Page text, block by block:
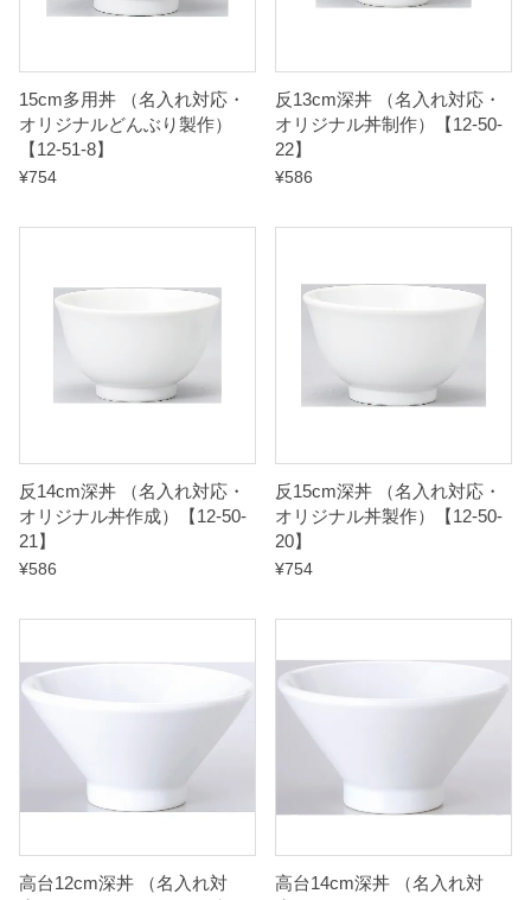
15cm多用丼 （名入れ対応・
オリジナルどんぶり製作）
【12-51-8】
¥754
反13cm深丼 （名入れ対応・
オリジナル丼制作）【12-50-
22】
¥586
反14cm深丼 （名入れ対応・
オリジナル丼作成）【12-50-
21】
¥586
反15cm深丼 （名入れ対応・
オリジナル丼製作）【12-50-
20】
¥754
高台12cm深丼 （名入れ対
高台14cm深丼 （名入れ対